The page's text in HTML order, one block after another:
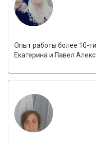
Опыт работы более 10-
Екатерина и Павел